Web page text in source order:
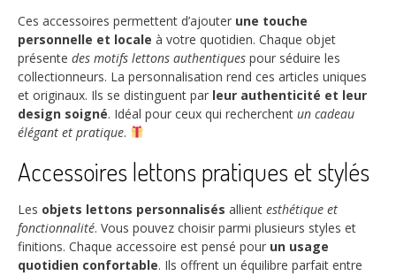
Ces accessoires permettent d’ajouter une touche
personnelle et locale à votre quotidien. Chaque objet
présente des motifs lettons authentiques pour séduire les
collectionneurs. La personnalisation rend ces articles uniques
et originaux. Ils se distinguent par leur authenticité et leur
design soigné. Idéal pour ceux qui recherchent un cadeau
élégant et pratique.
Accessoires lettons pratiques et stylés
Les objets lettons personnalisés allient esthétique et
fonctionnalité. Vous pouvez choisir parmi plusieurs styles et
finitions. Chaque accessoire est pensé pour un usage
quotidien confortable. Ils offrent un équilibre parfait entre